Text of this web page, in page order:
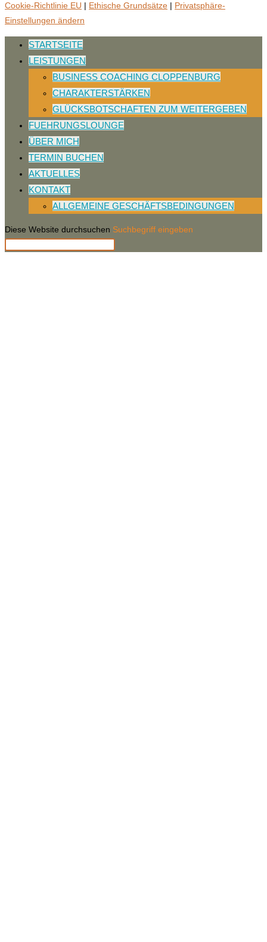
Cookie-Richtlinie EU | Ethische Grundsätze | Privatsphäre-
Einstellungen ändern
STARTSEITE
LEISTUNGEN
BUSINESS COACHING CLOPPENBURG
CHARAKTERSTÄRKEN
GLÜCKSBOTSCHAFTEN ZUM WEITERGEBEN
FUEHRUNGSLOUNGE
ÜBER MICH
TERMIN BUCHEN
AKTUELLES
KONTAKT
ALLGEMEINE GESCHÄFTSBEDINGUNGEN
Diese Website durchsuchen Suchbegriff eingeben